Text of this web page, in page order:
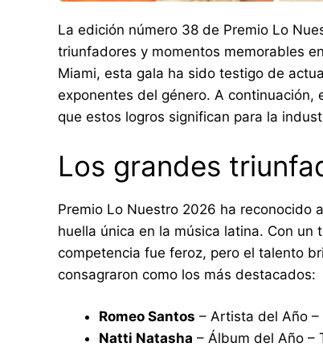
La edición número 38 de Premio Lo
triunfadores y momentos memorables
Miami, esta gala ha sido testigo de
exponentes del género. A
que estos logros significan para la
Los grandes
Premio Lo Nuestro 2026 ha reconocido
huella única en la música latina. Con
competencia fue feroz, pero el talento
consagraron como los más destacados:
Romeo Santos – Artista del Año –
Natti Natasha – Álbum del Año –